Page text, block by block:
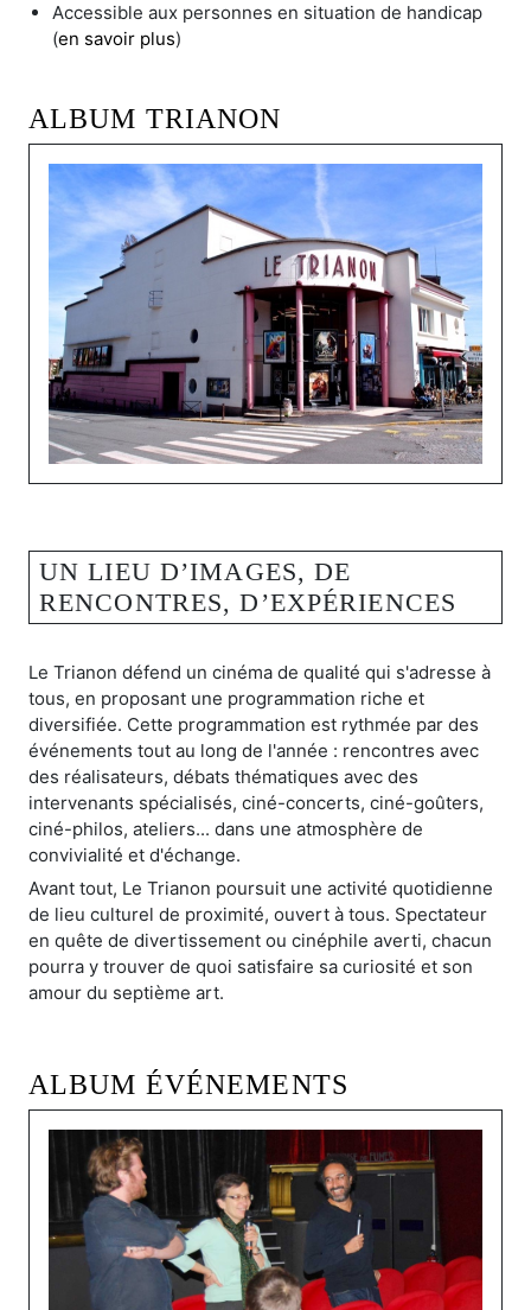
Accessible aux personnes en situation de handicap
(en savoir plus)
ALBUM TRIANON
UN LIEU D’IMAGES, DE
RENCONTRES, D’EXPÉRIENCES
Le Trianon défend un cinéma de qualité qui s'adresse à
tous, en proposant une programmation riche et
diversifiée. Cette programmation est rythmée par des
événements tout au long de l'année : rencontres avec
des réalisateurs, débats thématiques avec des
intervenants spécialisés, ciné-concerts, ciné-goûters,
ciné-philos, ateliers... dans une atmosphère de
convivialité et d'échange.
Avant tout, Le Trianon poursuit une activité quotidienne
de lieu culturel de proximité, ouvert à tous. Spectateur
en quête de divertissement ou cinéphile averti, chacun
pourra y trouver de quoi satisfaire sa curiosité et son
amour du septième art.
ALBUM ÉVÉNEMENTS